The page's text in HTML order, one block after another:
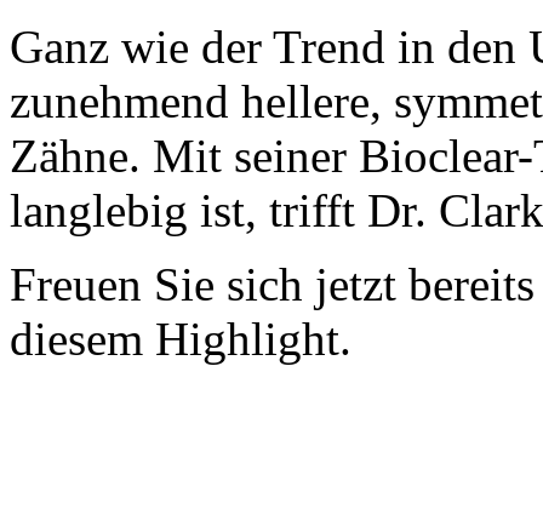
Ganz wie der Trend in den
zunehmend hellere,
Zähne. Mit seiner
langlebig ist, trifft Dr.
Freuen Sie sich jetzt
diesem Highlight.